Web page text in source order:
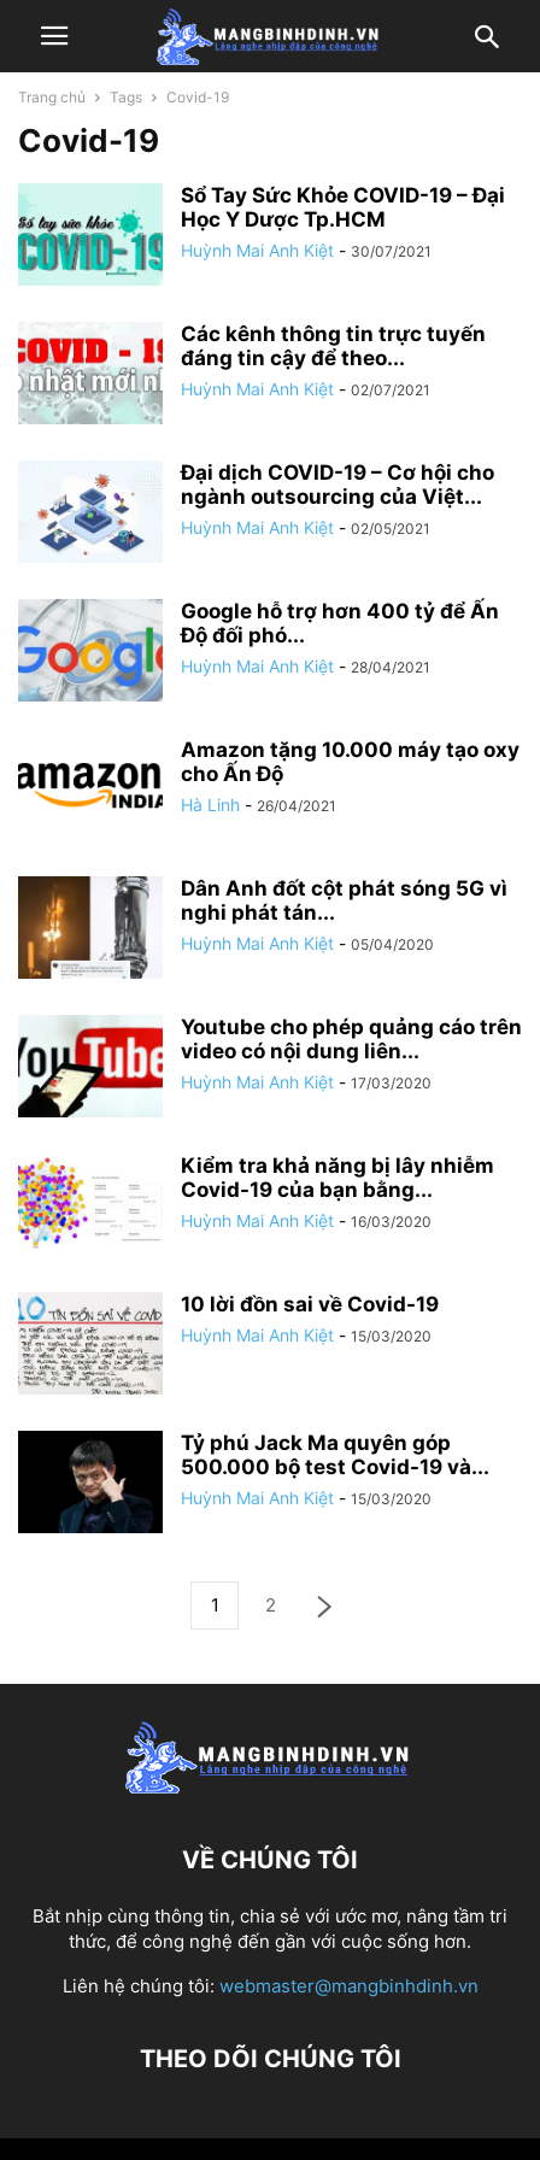
Trang chủ Tags Covid-19
Covid-19
Sổ Tay Sức Khỏe COVID-19 – Đại
Học Y Dược Tp.HCM
Huỳnh Mai Anh Kiệt - 30/07/2021
Các kênh thông tin trực tuyến
đáng tin cậy để theo...
Huỳnh Mai Anh Kiệt - 02/07/2021
Đại dịch COVID-19 – Cơ hội cho
ngành outsourcing của Việt...
Huỳnh Mai Anh Kiệt - 02/05/2021
Google hỗ trợ hơn 400 tỷ để Ấn
Độ đối phó...
Huỳnh Mai Anh Kiệt - 28/04/2021
Amazon tặng 10.000 máy tạo oxy
cho Ấn Độ
Hà Linh - 26/04/2021
Dân Anh đốt cột phát sóng 5G vì
nghi phát tán...
Huỳnh Mai Anh Kiệt - 05/04/2020
Youtube cho phép quảng cáo trên
video có nội dung liên...
Huỳnh Mai Anh Kiệt - 17/03/2020
Kiểm tra khả năng bị lây nhiễm
Covid-19 của bạn bằng...
Huỳnh Mai Anh Kiệt - 16/03/2020
10 lời đồn sai về Covid-19
Huỳnh Mai Anh Kiệt - 15/03/2020
Tỷ phú Jack Ma quyên góp
500.000 bộ test Covid-19 và...
Huỳnh Mai Anh Kiệt - 15/03/2020
1 2
VỀ CHÚNG TÔI
Bắt nhịp cùng thông tin, chia sẻ với ước mơ, nâng tầm tri
thức, để công nghệ đến gần với cuộc sống hơn.
Liên hệ chúng tôi: webmaster@mangbinhdinh.vn
THEO DÕI CHÚNG TÔI